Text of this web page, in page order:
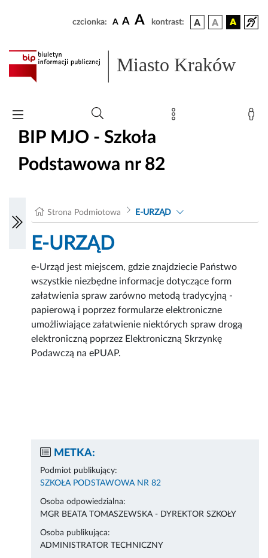
czcionka: A A A kontrast:
Miasto Kraków
BIP MJO - Szkoła
Podstawowa nr 82
Strona Podmiotowa E-URZĄD
E-URZĄD
e-Urząd jest miejscem, gdzie znajdziecie Państwo
wszystkie niezbędne informacje dotyczące form
załatwienia spraw zarówno metodą tradycyjną -
papierową i poprzez formularze elektroniczne
umożliwiające załatwienie niektórych spraw drogą
elektroniczną poprzez Elektroniczną Skrzynkę
Podawczą na ePUAP.
METKA:
Podmiot publikujący:
SZKOŁA PODSTAWOWA NR 82
Osoba odpowiedzialna:
MGR BEATA TOMASZEWSKA - DYREKTOR SZKOŁY
Osoba publikująca:
ADMINISTRATOR TECHNICZNY